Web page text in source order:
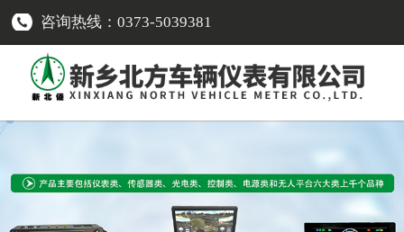
咨询热线：0373-5039381